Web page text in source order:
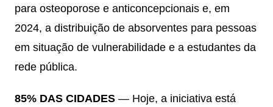
para osteoporose e anticoncepcionais e, em
2024, a distribuição de absorventes para pessoas
em situação de vulnerabilidade e a estudantes da
rede pública.
85% DAS CIDADES — Hoje, a iniciativa está